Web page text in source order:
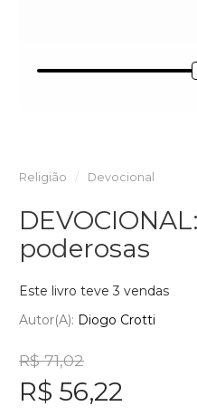
Religião Devocional
poderosas
Este livro teve 3 vendas
Autor(a): Diogo Crotti
R$ 71,02
R$ 56,22